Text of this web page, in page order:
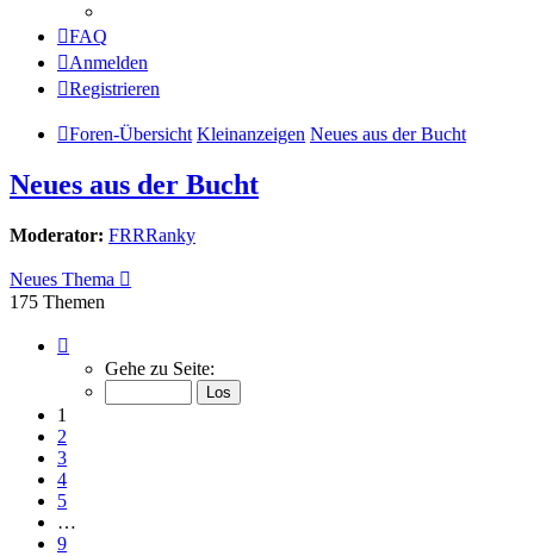
FAQ
Anmelden
Registrieren
Foren-Übersicht Kleinanzeigen Neues aus der Bucht
Neues aus der Bucht
Moderator: FRRRanky
Neues Thema
175 Themen
von
Gehe zu Seite:
1
2
3
4
5
…
9